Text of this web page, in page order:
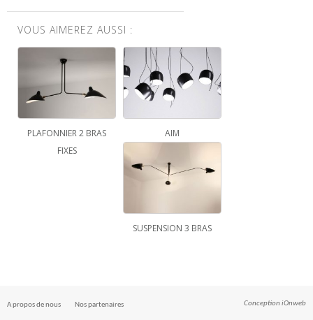
VOUS AIMEREZ AUSSI :
PLAFONNIER 2 BRAS
FIXES
AIM
SUSPENSION 3 BRAS
A propos de nous Nos partenaires Conception iOnweb